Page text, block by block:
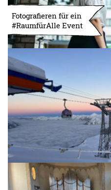
Fotografieren für ein
#RaumfürAlle Event